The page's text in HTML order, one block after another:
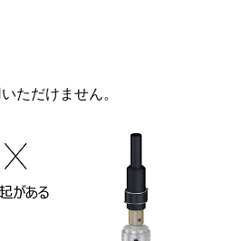
ただけません。